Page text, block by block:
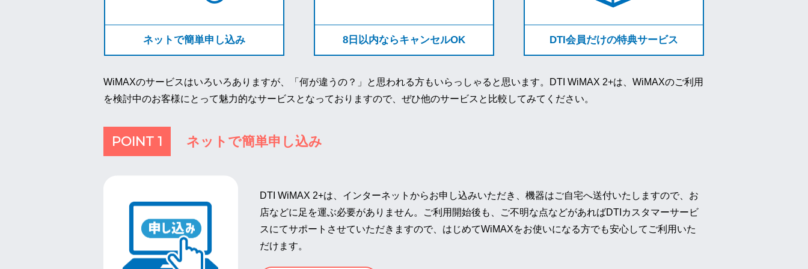
ネットで簡単申し込み 8日以内ならキャンセルOK DTI会員だけの特典サービス
WiMAXのサービスはいろいろありますが、「何が違うの？」と思われる方もいらっしゃると思います。DTI WiMAX 2+は、WiMAXのご利用
を検討中のお客様にとって魅力的なサービスとなっておりますので、ぜひ他のサービスと比較してみてください。
POINT 1 ネットで簡単申し込み
DTI WiMAX 2+は、インターネットからお申し込みいただき、機器はご自宅へ送付いたしますので、お
店などに足を運ぶ必要がありません。ご利用開始後も、ご不明な点などがあればDTIカスタマーサービ
スにてサポートさせていただきますので、はじめてWiMAXをお使いになる方でも安心してご利用いた
だけます。